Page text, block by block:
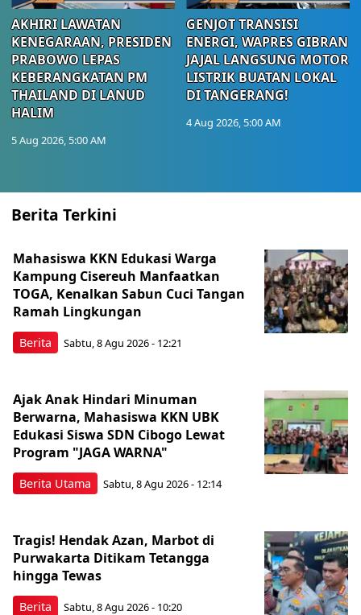
AKHIRI LAWATAN
KENEGARAAN, PRESIDEN
PRABOWO LEPAS
KEBERANGKATAN PM
THAILAND DI LANUD
HALIM
5 Aug 2026, 5:00 AM
GENJOT TRANSISI
ENERGI, WAPRES GIBRAN
JAJAL LANGSUNG MOTOR
LISTRIK BUATAN LOKAL
DI TANGERANG!
4 Aug 2026, 5:00 AM
Berita Terkini
Berita
Mahasiswa KKN Edukasi Warga
Kampung Cisereuh Manfaatkan
TOGA, Kenalkan Sabun Cuci Tangan
Ramah Lingkungan
Sabtu, 8 Agu 2026 - 12:21
Berita Utama
Ajak Anak Hindari Minuman
Berwarna, Mahasiswa KKN UBK
Edukasi Siswa SDN Cibogo Lewat
Program "JAGA WARNA"
Sabtu, 8 Agu 2026 - 12:14
Berita
Tragis! Hendak Azan, Marbot di
Purwakarta Ditikam Tetangga
hingga Tewas
Sabtu, 8 Agu 2026 - 10:20